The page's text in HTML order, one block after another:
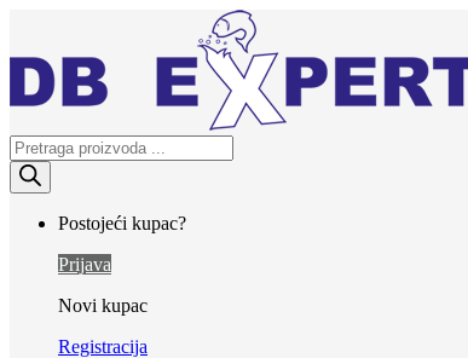
navigation
content
Products
search
Postojeći kupac?
Prijava
Novi kupac
Registracija